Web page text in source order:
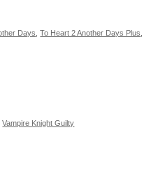
Days ,To Heart 2 Another Days Plus
,Vampire Knight Guilty